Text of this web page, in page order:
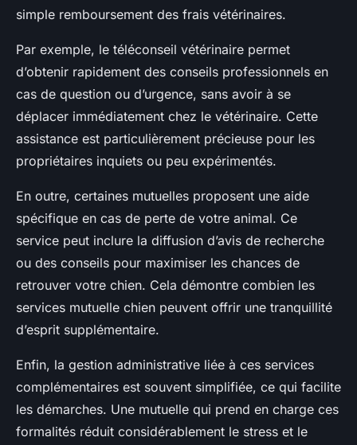
simple remboursement des frais vétérinaires.
Par exemple, le téléconseil vétérinaire permet
d’obtenir rapidement des conseils professionnels en
cas de question ou d’urgence, sans avoir à se
déplacer immédiatement chez le vétérinaire. Cette
assistance est particulièrement précieuse pour les
propriétaires inquiets ou peu expérimentés.
En outre, certaines mutuelles proposent une aide
spécifique en cas de perte de votre animal. Ce
service peut inclure la diffusion d’avis de recherche
ou des conseils pour maximiser les chances de
retrouver votre chien. Cela démontre combien les
services mutuelle chien peuvent offrir une tranquillité
d’esprit supplémentaire.
Enfin, la gestion administrative liée à ces services
complémentaires est souvent simplifiée, ce qui facilite
les démarches. Une mutuelle qui prend en charge ces
formalités réduit considérablement le stress et le